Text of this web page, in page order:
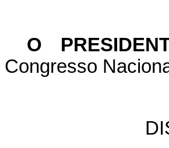
O
Congresso